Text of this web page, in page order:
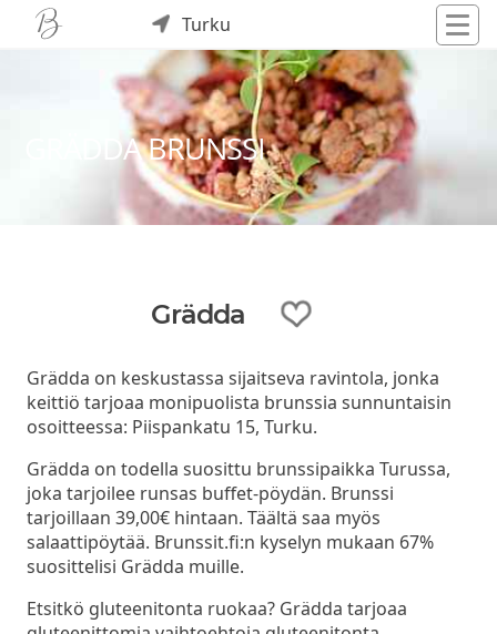
Turku
GRÄDDA BRUNSSI
Grädda
Grädda on keskustassa sijaitseva ravintola, jonka
keittiö tarjoaa monipuolista brunssia sunnuntaisin
osoitteessa: Piispankatu 15, Turku.
Grädda on todella suosittu brunssipaikka Turussa,
joka tarjoilee runsas buffet-pöydän. Brunssi
tarjoillaan 39,00€ hintaan. Täältä saa myös
salaattipöytää. Brunssit.fi:n kyselyn mukaan 67%
suosittelisi Grädda muille.
Etsitkö gluteenitonta ruokaa? Grädda tarjoaa